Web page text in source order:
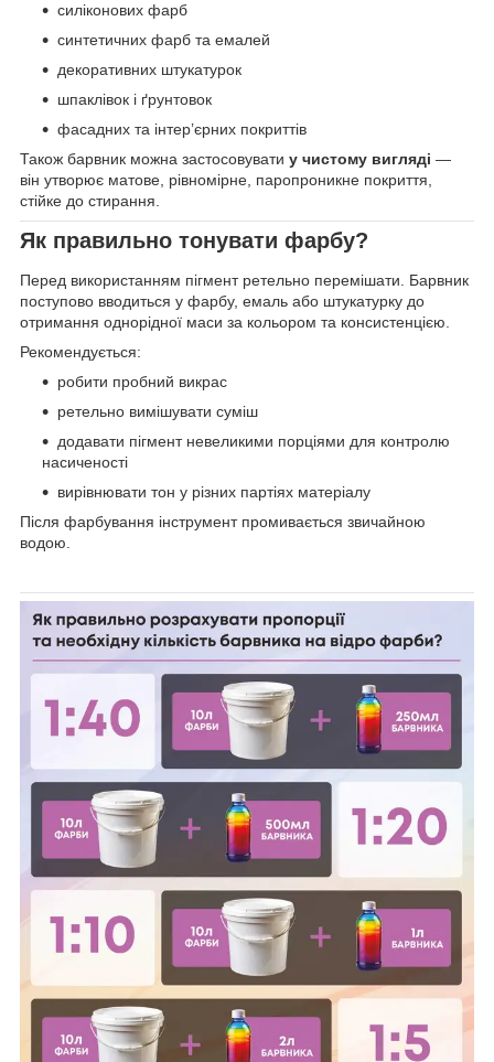
силіконових фарб
синтетичних фарб та емалей
декоративних штукатурок
шпаклівок і ґрунтовок
фасадних та інтер’єрних покриттів
Також барвник можна застосовувати у чистому вигляді —
він утворює матове, рівномірне, паропроникне покриття,
стійке до стирання.
Як правильно тонувати фарбу?
Перед використанням пігмент ретельно перемішати. Барвник
поступово вводиться у фарбу, емаль або штукатурку до
отримання однорідної маси за кольором та консистенцією.
Рекомендується:
робити пробний викрас
ретельно вимішувати суміш
додавати пігмент невеликими порціями для контролю
насиченості
вирівнювати тон у різних партіях матеріалу
Після фарбування інструмент промивається звичайною
водою.